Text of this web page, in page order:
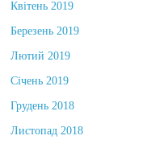
Квітень 2019
Березень 2019
Лютий 2019
Січень 2019
Грудень 2018
Листопад 2018